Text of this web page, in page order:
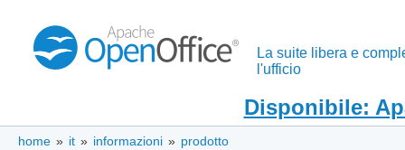
La suite libera e
l'ufficio
Disponibile:
home » it » informazioni » prodotto